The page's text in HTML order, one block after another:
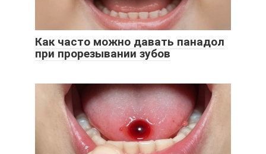
Как часто можно давать панадол
при прорезывании зубов